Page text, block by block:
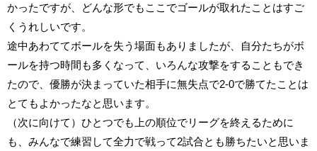
かったですが、どんな形でもここでゴールが取れたことはすご
くうれしいです。
途中あわててボールを失う場面もありましたが、自分たちがボ
ールを持つ時間も多くなって、いろんな攻撃をすることもでき
たので、優勝が決まっていた相手に無失点で2-0で勝てたことは
とてもよかったなと思います。
（次に向けて）ひとつでも上の順位でリーグを終えるために
も、みんなで練習して全力で戦って2試合とも勝ちたいと思いま